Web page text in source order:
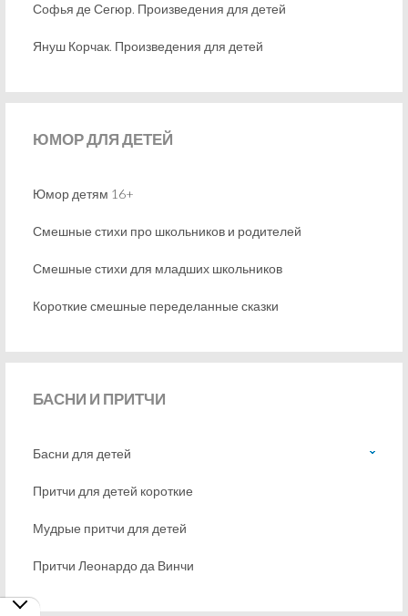
Софья де Сегюр. Произведения для детей
Януш Корчак. Произведения для детей
ЮМОРДЛЯ ДЕТЕЙ
Юмор детям 16+
Смешные стихи про школьников и родителей
Смешные стихи для младших школьников
Короткие смешные переделанные сказки
БАСНИ И ПРИТЧИ
Басни для детей
Притчи для детей короткие
Мудрые притчи для детей
Притчи Леонардо да Винчи